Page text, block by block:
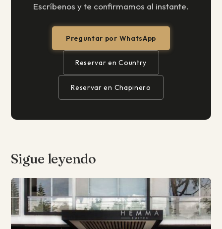
Escríbenos y te confirmamos al instante.
Preguntar por WhatsApp
Reservar en Country
Reservar en Chapinero
Sigue leyendo